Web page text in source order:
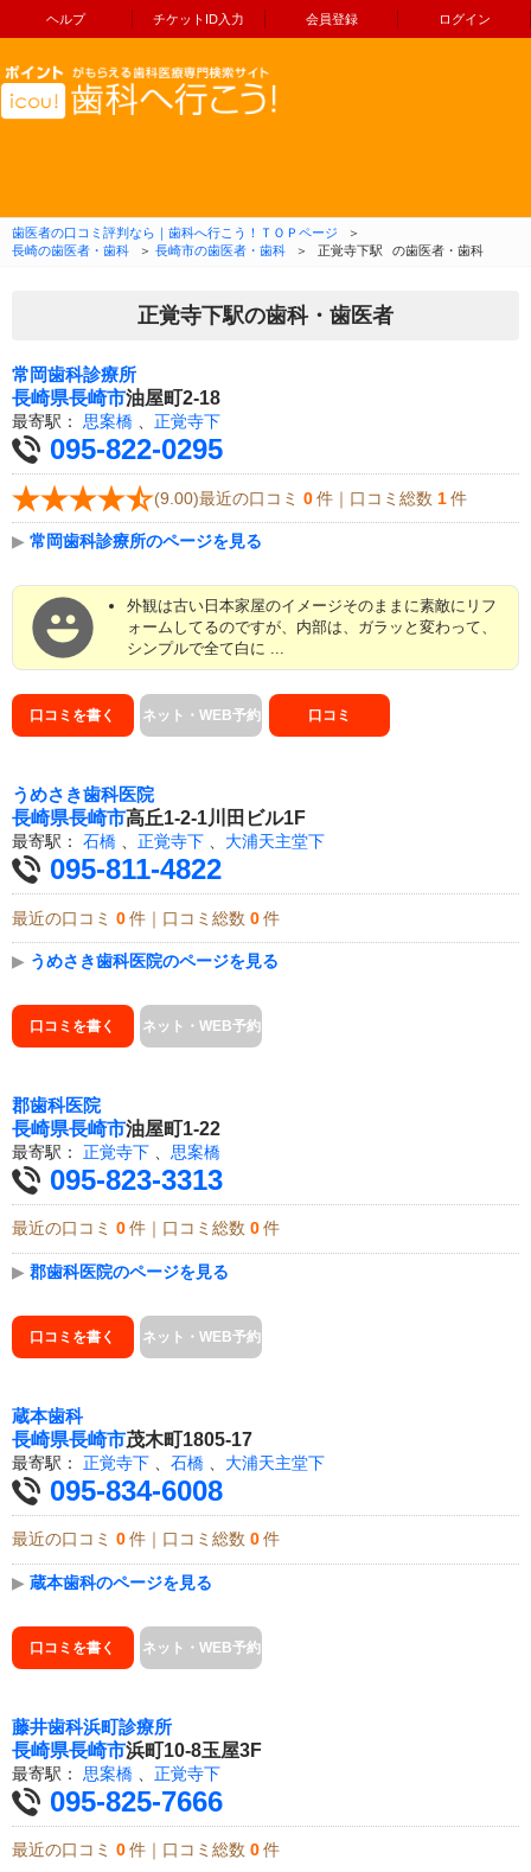
ヘルプ チケットID入力 会員登録 ログイン
コンテンツへ移動
歯医者の口コミ評判なら｜歯科へ行こう！ＴＯＰページ
＞
長崎の歯医者・歯科
＞ 長崎市の歯医者・歯科 ＞ 正覚寺下駅 の歯医者・歯科
正覚寺下駅の歯科・歯医者
常岡歯科診療所
長崎県長崎市油屋町2-18
最寄駅： 思案橋 正覚寺下
095-822-0295
(9.00)最近の口コミ 0 件｜口コミ総数 1 件
▶ 常岡歯科診療所のページを見る
外観は古い日本家屋のイメージそのままに素敵にリフ
ォームしてるのですが、内部は、ガラッと変わって、
シンプルで全て白に ...
口コミを書く ネット・WEB予約 口コミ
うめさき歯科医院
長崎県長崎市高丘1-2-1川田ビル1F
最寄駅： 石橋 、 正覚寺下 、 大浦天主堂下
095-811-4822
最近の口コミ 0 件｜口コミ総数 0 件
▶ うめさき歯科医院のページを見る
口コミを書く ネット・WEB予約
郡歯科医院
長崎県長崎市油屋町1-22
最寄駅： 正覚寺下 思案橋
095-823-3313
最近の口コミ 0 件｜口コミ総数 0 件
▶ 郡歯科医院のページを見る
口コミを書く ネット・WEB予約
蔵本歯科
長崎県長崎市茂木町1805-17
最寄駅： 正覚寺下 石橋 大浦天主堂下
095-834-6008
最近の口コミ 0 件｜口コミ総数 0 件
▶ 蔵本歯科のページを見る
口コミを書く ネット・WEB予約
藤井歯科浜町診療所
長崎県長崎市浜町10-8玉屋3F
最寄駅： 思案橋 正覚寺下
095-825-7666
最近の口コミ 0 件｜口コミ総数 0 件